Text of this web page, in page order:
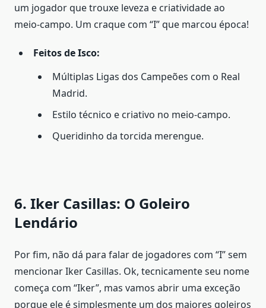
um jogador que trouxe leveza e criatividade ao
meio-campo. Um craque com “I” que marcou época!
Feitos de Isco:
Múltiplas Ligas dos Campeões com o Real
Madrid.
Estilo técnico e criativo no meio-campo.
Queridinho da torcida merengue.
6. Iker Casillas: O Goleiro
Lendário
Por fim, não dá para falar de jogadores com “I” sem
mencionar Iker Casillas. Ok, tecnicamente seu nome
começa com “Iker”, mas vamos abrir uma exceção
porque ele é simplesmente um dos maiores goleiros